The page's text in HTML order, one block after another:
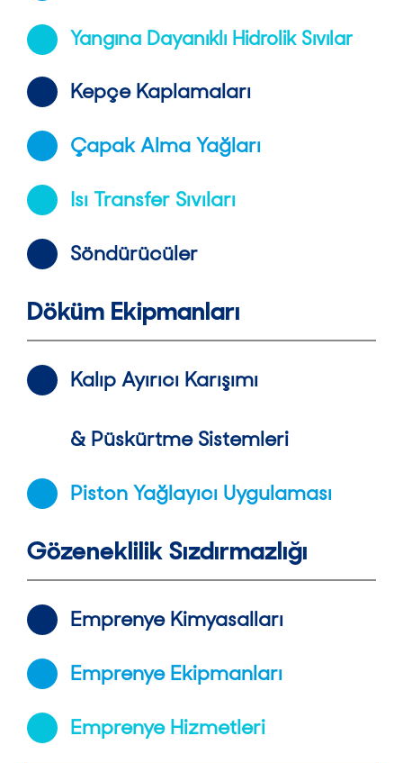
Yangına Dayanıklı Hidrolik Sıvılar
Kepçe Kaplamaları
Çapak Alma Yağları
Isı Transfer Sıvıları
Söndürücüler
Döküm Ekipmanları
Kalıp Ayırıcı Karışımı
& Püskürtme Sistemleri
Piston Yağlayıcı Uygulaması
Gözeneklilik Sızdırmazlığı
Emprenye Kimyasalları
Emprenye Ekipmanları
Emprenye Hizmetleri